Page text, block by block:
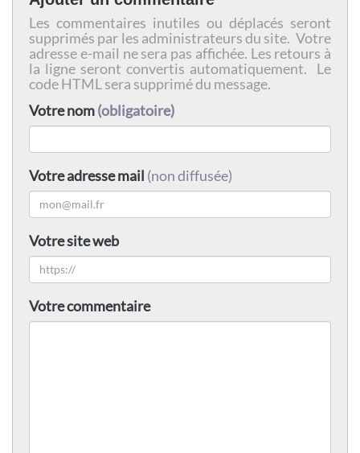
Les commentaires inutiles ou déplacés seront
supprimés par les administrateurs du site. Votre
adresse e-mail ne sera pas affichée. Les retours à
la ligne seront convertis automatiquement. Le
code HTML sera supprimé du message.
Votre nom(obligatoire)
Votre adresse mail (non diffusée)
Votre site web
Votre commentaire